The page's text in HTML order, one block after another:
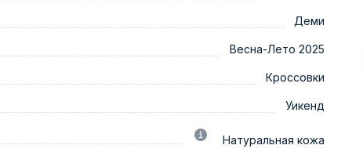
Деми
Весна-Лето 2025
Кроссовки
Уикенд
Натуральная кожа